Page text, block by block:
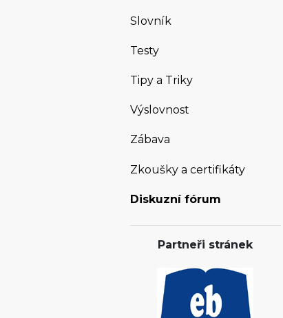
Slovník
Testy
Tipy a Triky
Výslovnost
Zábava
Zkoušky a certifikáty
Diskuzní fórum
Partneři stránek